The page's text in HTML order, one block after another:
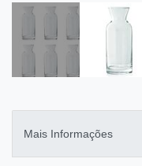
Mais Informações